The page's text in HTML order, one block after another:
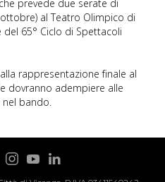
prevede due serate di
al Teatro Olimpico di
65° Ciclo di Spettacoli
rappresentazione finale al
dovranno adempiere alle
bando.